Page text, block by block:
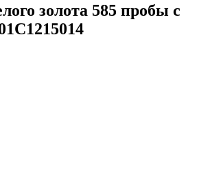
золота 585 пробы с